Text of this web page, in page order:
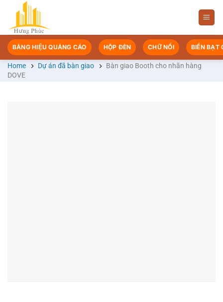
Chuyển
nội
dung
BẢNG HIỆU QUẢNG CÁO HỘP ĐÈN CHỮ NỔI BIỂN BẠT
Home Dự án đã bàn giao
Bàn giao Booth cho nhãn hàng
DOVE